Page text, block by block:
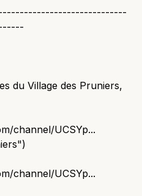
du Village des Pruniers,
channel/UCSYp...
channel/UCSYp...